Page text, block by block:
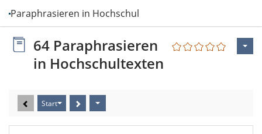
Paraphrasieren in Hochschultexten
64 Paraphrasieren
in Hochschultexten
Start